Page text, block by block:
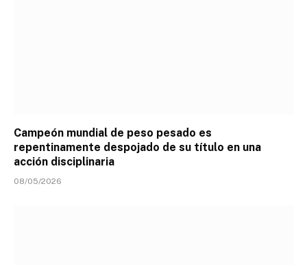
Campeón mundial de peso pesado es
repentinamente despojado de su título en una
acción disciplinaria
08/05/2026